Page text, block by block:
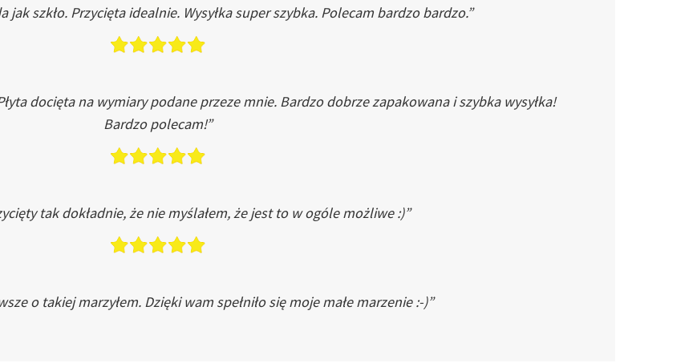
jak szkło. Przycięta idealnie. Wysyłka super szybka. Polecam bardzo bardzo.”
docięta na wymiary podane przeze mnie. Bardzo dobrze zapakowana i szybka wysyłka!
Bardzo polecam!”
tak dokładnie, że nie myślałem, że jest to w ogóle możliwe :)”
o takiej marzyłem. Dzięki wam spełniło się moje małe marzenie :-)”